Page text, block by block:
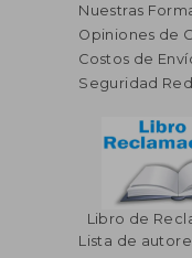
Nuestras
Opiniones de
Costos de
Seguridad
Libro de
Lista de